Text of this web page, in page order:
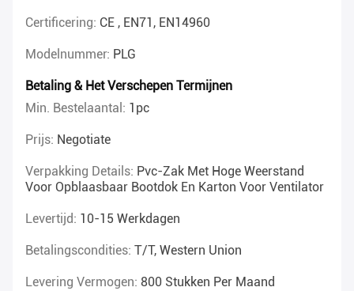
Certificering: CE , EN71, EN14960
Modelnummer: PLG
Betaling & Het Verschepen Termijnen
Min. Bestelaantal: 1pc
Prijs: Negotiate
Verpakking Details: Pvc-Zak Met Hoge Weerstand
Voor Opblaasbaar Bootdok En Karton Voor Ventilator
Levertijd: 10-15 Werkdagen
Betalingscondities: T/T, Western Union
Levering Vermogen: 800 Stukken Per Maand